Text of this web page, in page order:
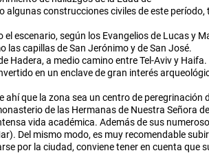
construcciones civiles de este período,
escenario, según los Evangelios de Lucas y
las capillas de San Jerónimo y de San José.
a medio camino entre Tel-Aviv y Haifa.
en un enclave de gran interés
que la zona sea un centro de peregrinación
de las Hermanas de Nuestra Señora
vida académica. Además de sus
Del mismo modo, es muy recomendable
por la ciudad, conviene tener en cuenta que